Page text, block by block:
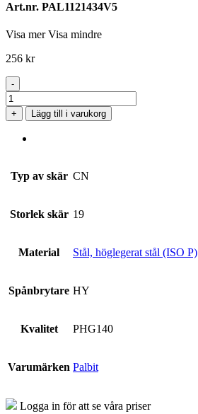
Art.nr. PAL1121434V5
Visa mer Visa mindre
256 kr
-
CNMM
190624-
HY
PHG140
+ Lägg till i varukorg
Typ av skär CN
Storlek skär 19
Material Stål, höglegerat stål (ISO P)
Spånbrytare HY
Kvalitet PHG140
Varumärken Palbit
Logga in för att se våra priser